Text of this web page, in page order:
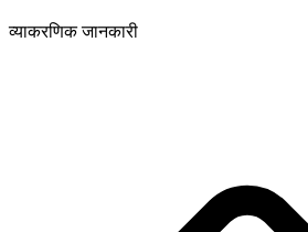
व्याकरणिक जानकारी